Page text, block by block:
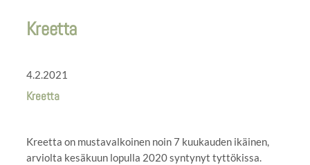
Kreetta
4.2.2021
Kreetta
Kreetta on mustavalkoinen noin 7 kuukauden ikäinen,
arviolta kesäkuun lopulla 2020 syntynyt tyttökissa.